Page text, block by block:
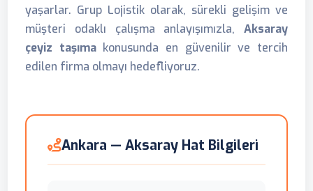
yaşarlar. Grup Lojistik olarak, sürekli gelişim ve
müşteri odaklı çalışma anlayışımızla, Aksaray
çeyiz taşımakonusunda en güvenilir ve tercih
edilen firma olmayı hedefliyoruz.
Ankara — Aksaray Hat Bilgileri